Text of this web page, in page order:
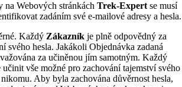
na Webových stránkách Trek-Expert se musí
zadáním své e-mailové adresy a hesla.
Každý Zákazník je plně odpovědný za
svého hesla. Jakákoli Objednávka zadaná
za učiněnou jím samotným. Každý
učinit vše možné pro zachování tajemství svého
Aby byla zachována důvěrnost hesla,